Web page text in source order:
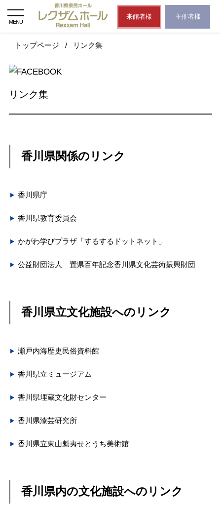
MENU
来館者様 主催者様
トップページ / リンク集
リンク集
香川県関係のリンク
香川県庁
香川県教育委員会
かがわ学びプラザ「するするドットネット」
公益財団法人 置県百年記念香川県文化芸術振興財団
香川県立文化施設へのリンク
瀬戸内海歴史民俗資料館
香川県立ミュージアム
香川県埋蔵文化財センター
香川県漆芸研究所
香川県立東山魁夷せとうち美術館
香川県内の文化施設へのリンク